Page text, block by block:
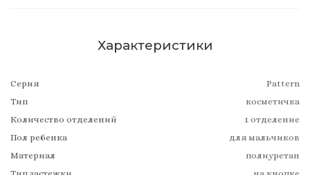
Характеристики
Серия
Pattern
Тип
косметичка
Количество отделений
1 отделение
Пол ребенка
для мальчиков
Материал
полиуретан